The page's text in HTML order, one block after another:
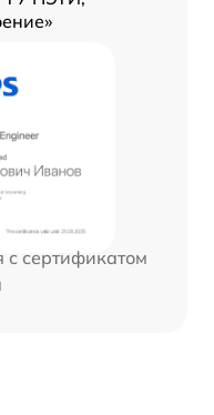
с сертификатом